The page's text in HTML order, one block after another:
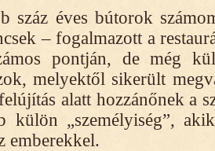
száz éves bútorok
– fogalmazott a
pontján, de még
melyektől sikerült
alatt hozzánőnek a
külön „személyiség”,
emberekkel.